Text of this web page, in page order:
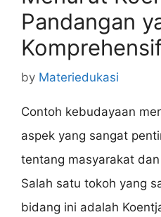
Pandangan
by Materiedukasi
Contoh kebudayaan
aspek yang sangat
tentang masyarakat
Salah satu tokoh yang
bidang ini adalah